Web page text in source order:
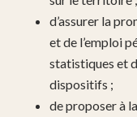
d’assurer la
et de l’emploi
statistiques et
dispositifs ;
de proposer à